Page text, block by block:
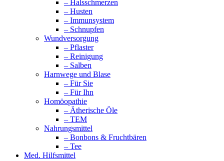
– Halsschmerzen
– Husten
– Immunsystem
– Schnupfen
Wundversorgung
– Pflaster
– Reinigung
– Salben
Harnwege und Blase
– Für Sie
– Für Ihn
Homöopathie
– Ätherische Öle
– TEM
Nahrungsmittel
– Bonbons & Fruchtbären
– Tee
Med. Hilfsmittel